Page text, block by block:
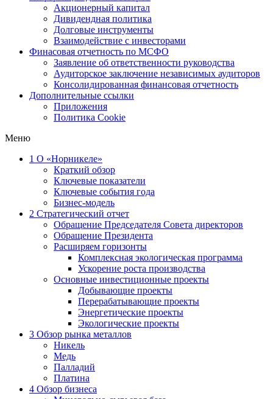
Акционерный капитал
Дивидендная политика
Долговые инструменты
Взаимодействие с инвеcторами
Финасовая отчетность по МСФО
Заявление об ответственности руководства
Аудиторское заключение независимых аудиторов
Консолидированная финансовая отчетность
Дополнительные ссылки
Приложения
Политика Cookie
Меню
1 О «Норникеле»
Краткий обзор
Ключевые показатели
Ключевые события года
Бизнес-модель
2 Стратегический отчет
Обращение Председателя Совета директоров
Обращение Президента
Расширяем горизонты
Комплексная экологическая программа
Ускорение роста производства
Основные инвестиционные проекты
Добывающие проекты
Перерабатывающие проекты
Энергетические проекты
Экологические проекты
3 Обзор рынка металлов
Никель
Медь
Палладий
Платина
4 Обзор бизнеса